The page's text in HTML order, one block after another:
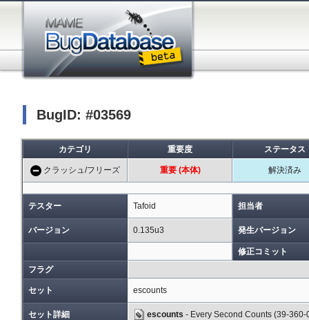
BugID: #03569
カテゴリ 重要度 ステータス
クラッシュ/フリーズ 重要 (本体) 解決済み
テスター Tafoid 担当者
バージョン 0.135u3 発生バージョン
修正コミット
フラグ
セット escounts
セット詳細 escounts - Every Second Counts (39-360-